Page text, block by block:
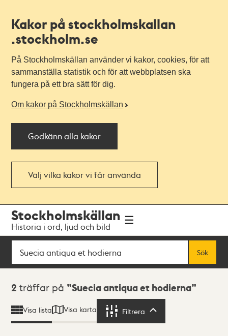
Kakor på stockholmskallan
.stockholm.se
På Stockholmskällan använder vi kakor, cookies, för att
sammanställa statistik och för att webbplatsen ska
fungera på ett bra sätt för dig.
Om kakor på Stockholmskällan
Godkänn alla kakor
Välj vilka kakor vi får använda
navigationen
huvudinnehållet
Stockholmskällan
Historia i ord, ljud och bild
Sök
Sök
Sökresultat
2 träffar på Suecia antiqua et hodierna
Visa lista Visa karta Filtrera